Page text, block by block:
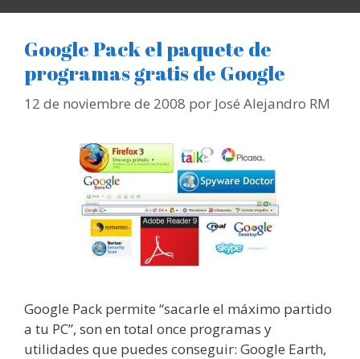
Google Pack el paquete de
programas gratis de Google
12 de noviembre de 2008 por José Alejandro RM
Google Pack permite “sacarle el máximo partido
a tu PC”, son en total once programas y
utilidades que puedes conseguir: Google Earth,